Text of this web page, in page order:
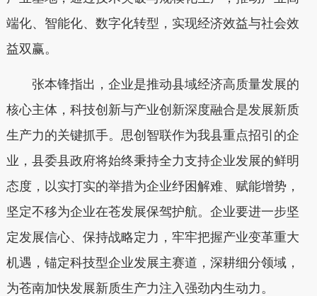
端化、智能化、数字化转型，实现经济效益与社会效
益双赢。
张本锋指出，企业是推动县域经济高质量发展的
核心主体，科技创新与产业创新深度融合是发展新质
生产力的关键抓手。思创智联作为我县重点招引的企
业，县委县政府将始终秉持全力支持企业发展的鲜明
态度，以实打实的举措为企业纾困解难、赋能增势，
坚定不移为企业在苍发展保驾护航。企业要进一步坚
定发展信心、保持战略定力，牢牢把握产业变革重大
机遇，锚定科技型企业发展主赛道，深耕细分领域，
为苍南加快发展新质生产力注入强劲内生动力。